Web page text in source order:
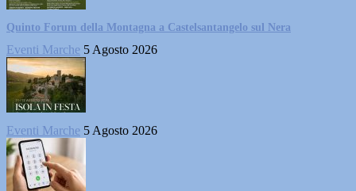
Quinto Forum della Montagna a Castelsantangelo sul Nera
Eventi Marche 5 Agosto 2026
Eventi Marche 5 Agosto 2026